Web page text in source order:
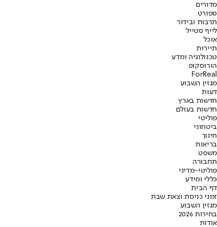
מדורים
ספורט
תרבות ובידור
לייף סטייל
אוכל
תיירות
טכנולוגיה ומדע
הורוסקופ
ForReal
מגזין השבוע
דעות
חדשות בארץ
חדשות בעולם
פוליטי
ביטחוני
חינוך
בריאות
משפט
תחבורה
פוליטי-מדיני
כללי ומידע
דף הבית
זמני כניסת וצאת שבת
מגזין השבוע
בחירות 2026
אודות